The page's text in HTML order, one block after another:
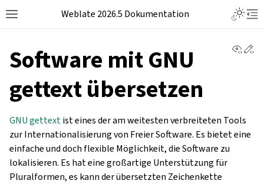
Weblate 2026.5 Dokumentation
Software mit GNU
gettext übersetzen
GNU gettextist eines der am weitesten verbreiteten Tools
zur Internationalisierung von Freier Software. Es bietet eine
einfache und doch flexible Möglichkeit, die Software zu
lokalisieren. Es hat eine großartige Unterstützung für
Pluralformen, es kann der übersetzten Zeichenkette